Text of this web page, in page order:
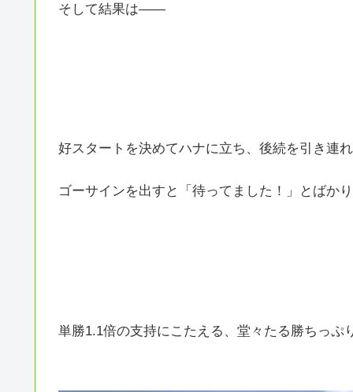
そして結果は――
好スタートを決めてハナに立ち、後続を引き連
ゴーサインを出すと「待ってました！」とばか
単勝1.1倍の支持にこたえる、堂々たる勝ちっぷ